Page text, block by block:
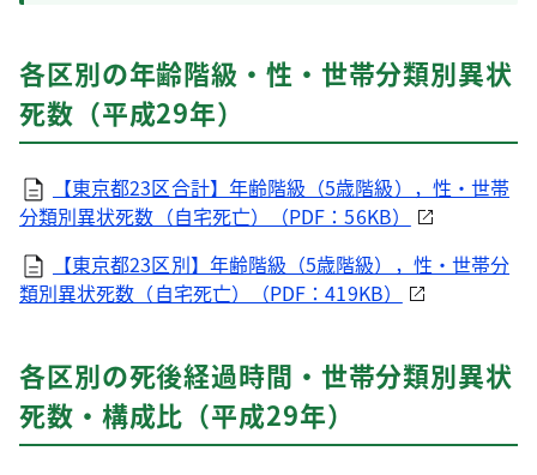
各区別の年齢階級・性・世帯分類別異状
死数（平成29年）
【東京都23区合計】年齢階級（5歳階級），性・世帯
分類別異状死数（自宅死亡）（PDF：56KB）
【東京都23区別】年齢階級（5歳階級），性・世帯分
類別異状死数（自宅死亡）（PDF：419KB）
各区別の死後経過時間・世帯分類別異状
死数・構成比（平成29年）